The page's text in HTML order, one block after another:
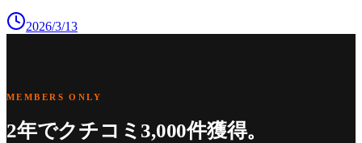
2026/3/13
MEMBERS ONLY
2年でクチコミ3,000件獲得。